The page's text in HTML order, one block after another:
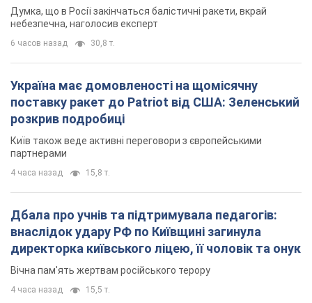
Думка, що в Росії закінчаться балістичні ракети, вкрай
небезпечна, наголосив експерт
6 часов назад 30,8 т.
Україна має домовленості на щомісячну
поставку ракет до Patriot від США: Зеленський
розкрив подробиці
Київ також веде активні переговори з європейськими
партнерами
4 часа назад 15,8 т.
Дбала про учнів та підтримувала педагогів:
внаслідок удару РФ по Київщині загинула
директорка київського ліцею, її чоловік та онук
Вічна пам'ять жертвам російського терору
4 часа назад 15,5 т.